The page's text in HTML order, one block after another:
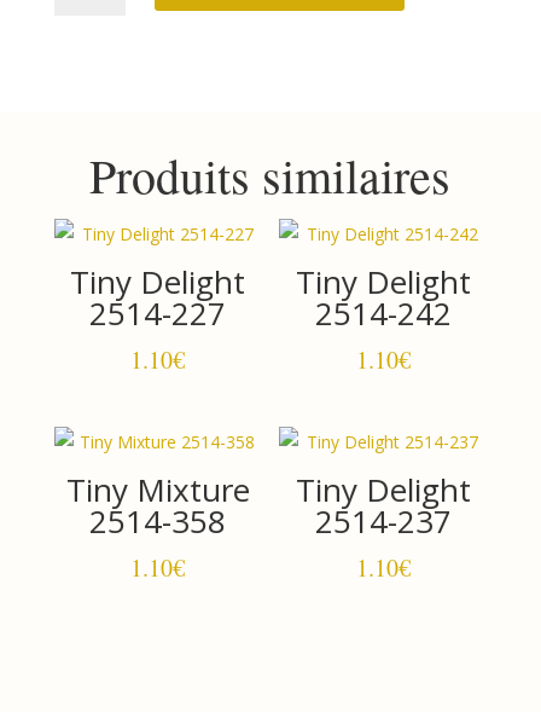
Produits similaires
Tiny Delight
2514-227
1.10€
Tiny Delight
2514-242
1.10€
Tiny Mixture
2514-358
1.10€
Tiny Delight
2514-237
1.10€